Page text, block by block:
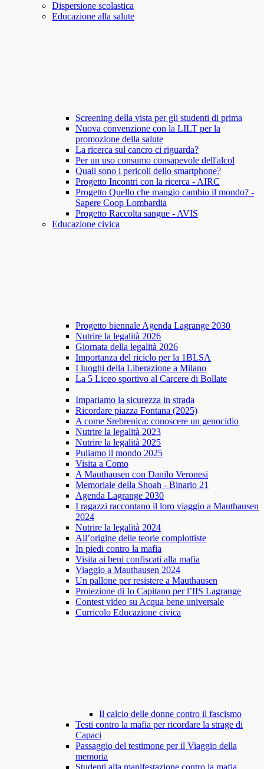
Dispersione scolastica
Educazione alla salute
Screening della vista per gli studenti di prima
Nuova convenzione con la LILT per la
promozione della salute
La ricerca sul cancro ci riguarda?
Per un uso consumo consapevole dell'alcol
Quali sono i pericoli dello smartphone?
Progetto Incontri con la ricerca - AIRC
Progetto Quello che mangio cambio il mondo? -
Sapere Coop Lombardia
Progetto Raccolta sangue - AVIS
Educazione civica
Progetto biennale Agenda Lagrange 2030
Nutrire la legalità 2026
Giornata della legalità 2026
Importanza del riciclo per la 1BLSA
I luoghi della Liberazione a Milano
La 5 Liceo sportivo al Carcere di Bollate
Impariamo la sicurezza in strada
Ricordare piazza Fontana (2025)
A come Srebrenica: conoscere un genocidio
Nutrire la legalità 2023
Nutrire la legalità 2025
Puliamo il mondo 2025
Visita a Como
A Mauthausen con Danilo Veronesi
Memoriale della Shoah - Binario 21
Agenda Lagrange 2030
I ragazzi raccontano il loro viaggio a Mauthausen
2024
Nutrire la legalità 2024
All’origine delle teorie complottiste
In piedi contro la mafia
Visita ai beni confiscati alla mafia
Viaggio a Mauthausen 2024
Un pallone per resistere a Mauthausen
Proiezione di Io Capitano per l’IIS Lagrange
Contest video su Acqua bene universale
Curricolo Educazione civica
Il calcio delle donne contro il fascismo
Testi contro la mafia per ricordare la strage di
Capaci
Passaggio del testimone per il Viaggio della
memoria